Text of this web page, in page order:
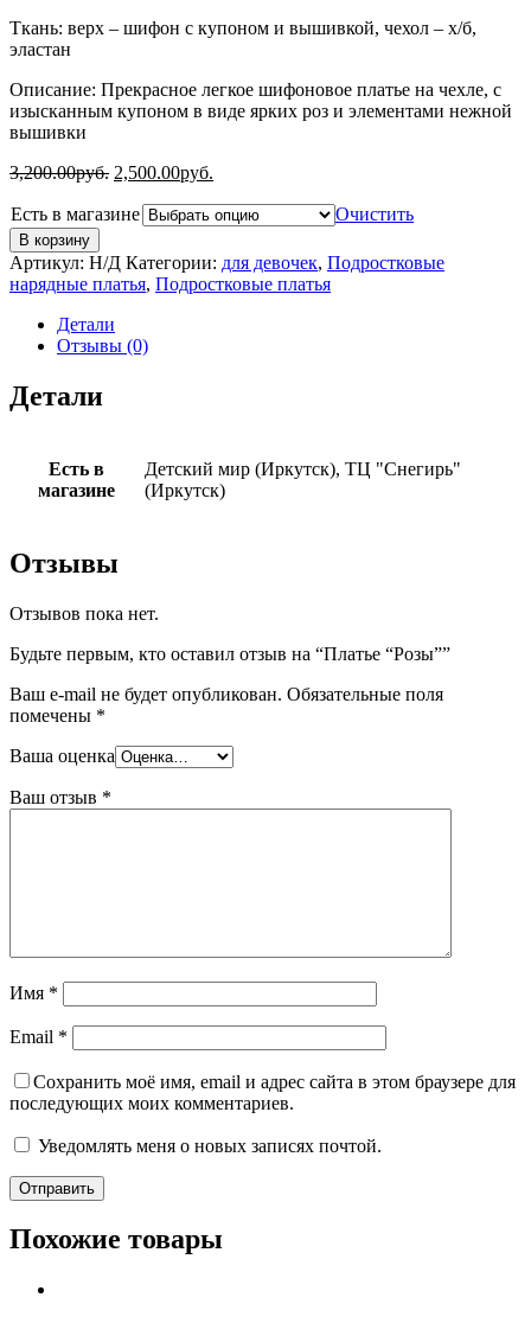
Ткань: верх – шифон с купоном и вышивкой, чехол – х/б,
эластан
Описание: Прекрасное легкое шифоновое платье на чехле, с
изысканным купоном в виде ярких роз и элементами нежной
вышивки
3,200.00руб. 2,500.00руб.
Есть в магазине Очистить
В корзину
Артикул: Н/Д Категории: для девочек, Подростковые
нарядные платья, Подростковые платья
Детали
Отзывы (0)
Детали
Есть в
магазине
Детский мир (Иркутск), ТЦ "Снегирь"
(Иркутск)
Отзывы
Отзывов пока нет.
Будьте первым, кто оставил отзыв на “Платье “Розы””
Ваш e-mail не будет опубликован. Обязательные поля
помечены *
Ваша оценка
Ваш отзыв *
Имя *
Email *
Сохранить моё имя, email и адрес сайта в этом браузере для
последующих моих комментариев.
Уведомлять меня о новых записях почтой.
Похожие товары